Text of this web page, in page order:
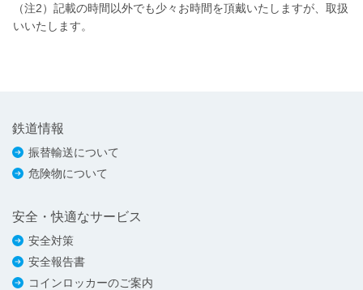
（注2）記載の時間以外でも少々お時間を頂戴いたしますが、取扱
いいたします。
鉄道情報
振替輸送について
危険物について
安全・快適なサービス
安全対策
安全報告書
コインロッカーのご案内